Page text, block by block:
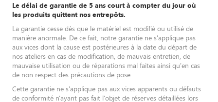
Le délai de garantie de 5 ans court à compter du jour où
les produits quittent nos entrepôts.
La garantie cesse dès que le matériel est modifié ou utilisé de
manière anormale. De ce fait, notre garantie ne s'applique pas
aux vices dont la cause est postérieures à la date du départ de
nos ateliers en cas de modification, de mauvais entretien, de
mauvaise utilisation ou de réparations mal faites ainsi qu'en cas
de non respect des précautions de pose.
Cette garantie ne s'applique pas aux vices apparents ou défauts
de conformité n'ayant pas fait l'objet de réserves détaillées lors